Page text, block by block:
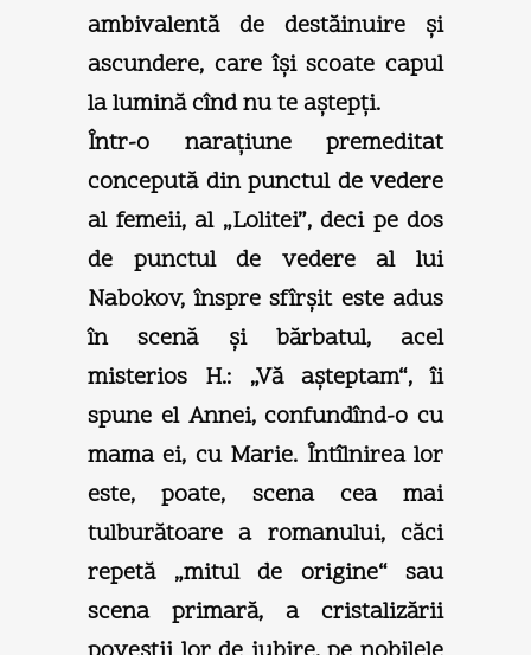
ambivalentă de destăinuire şi
ascundere, care îşi scoate capul
la lumină cînd nu te aştepţi.
Într-o naraţiune premeditat
concepută din punctul de vedere
al femeii, al „Lolitei”, deci pe dos
de punctul de vedere al lui
Nabokov, înspre sfîrşit este adus
în scenă şi bărbatul, acel
misterios H.: „Vă aşteptam“, îi
spune el Annei, confundînd-o cu
mama ei, cu Marie. Întîlnirea lor
este, poate, scena cea mai
tulburătoare a romanului, căci
repetă „mitul de origine“ sau
scena primară, a cristalizării